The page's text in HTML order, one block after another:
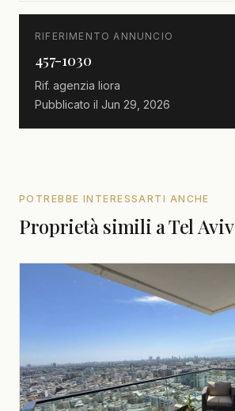
RIFERIMENTO ANNUNCIO
457-1030
Rif. agenzia liora
Pubblicato il Jun 29, 2026
POTREBBE INTERESSARTI ANCHE
Proprietà simili a Tel Aviv